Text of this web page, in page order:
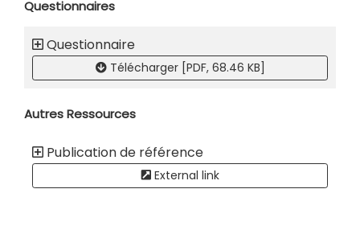
Questionnaires
Questionnaire
Télécharger [PDF, 68.46 KB]
Autres Ressources
Publication de référence
External link